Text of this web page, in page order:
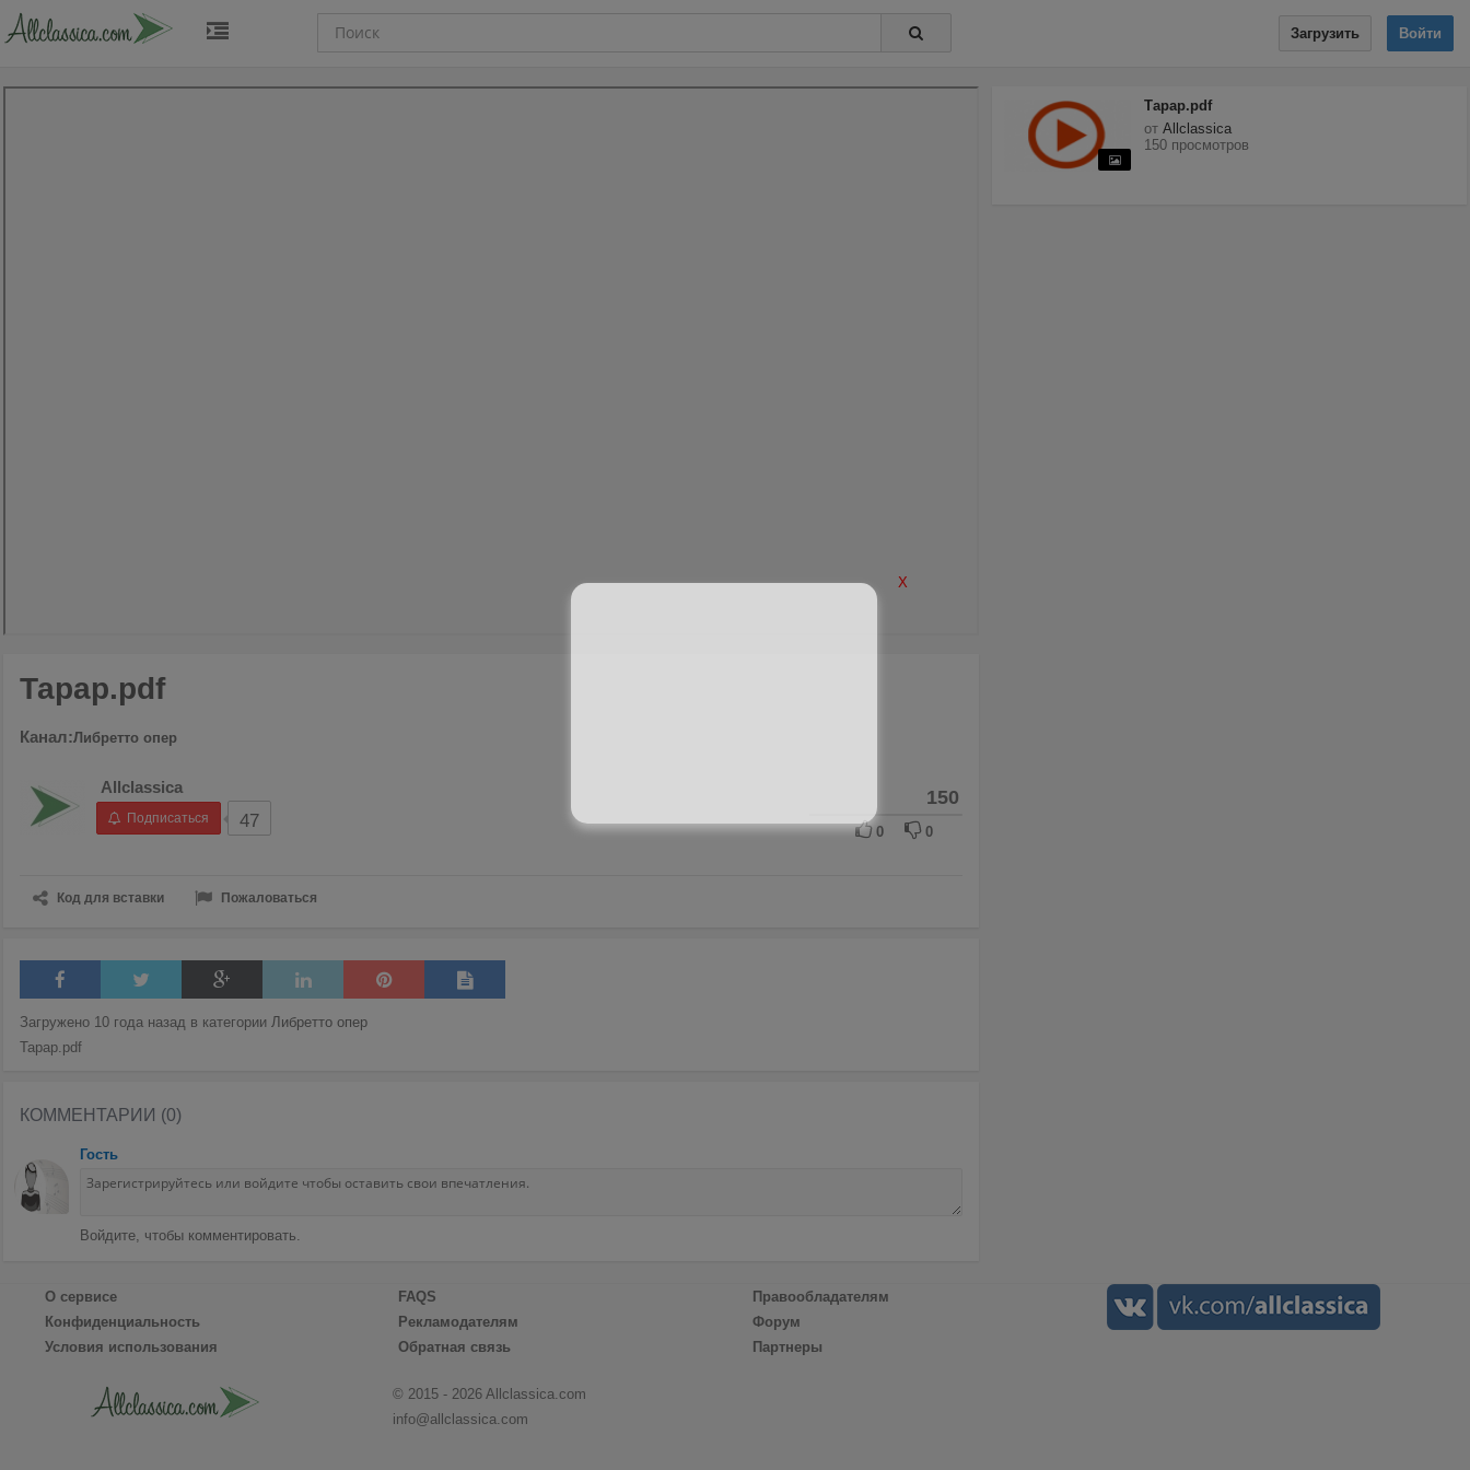
Загрузить Войти
Тарар.pdf
отAllclassica
150 просмотров
Тарар.pdf
Канал:Либретто опер
Allclassica
Подписаться 47
150
0 0
Код для вставки Пожаловаться
Загружено 10 года назад в категорииЛибретто опер
Тарар.pdf
КОММЕНТАРИИ (0)
Гость
Войдите, чтобы комментировать.
О сервисе
Конфиденциальность
Условия использования
FAQS
Рекламодателям
Обратная связь
Правообладателям
Форум
Партнеры
© 2015 - 2026 Allclassica.com
info@allclassica.com
X